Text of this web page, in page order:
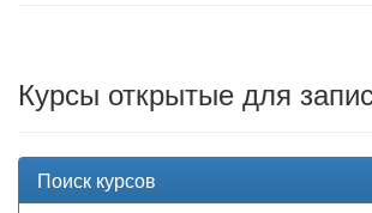
Курсы открытые для
Поиск курсов